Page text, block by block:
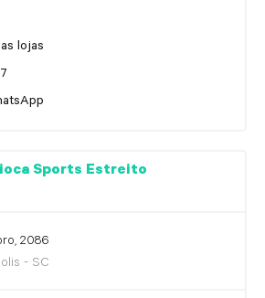
lojas
Sports Estreito
2086
- SC